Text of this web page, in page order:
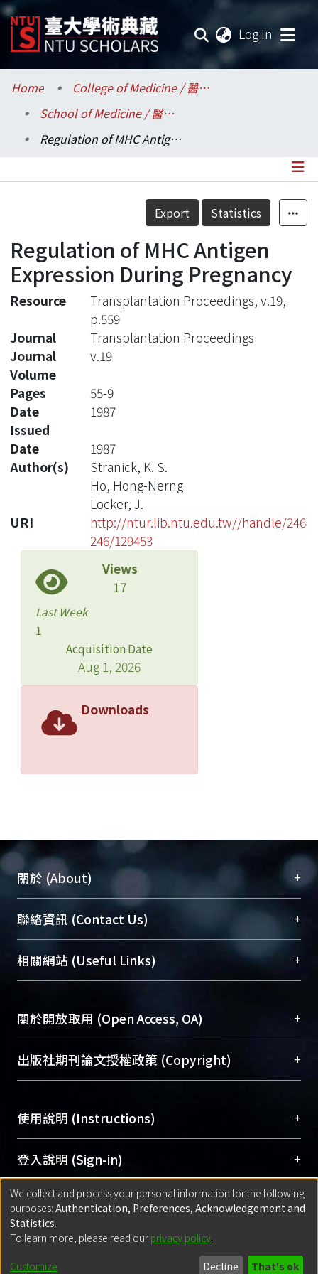
Log In
Communities & Collections
Research Outputs
Statistics
Home
College of Medicine / 醫學院
School of Medicine / 醫學系
Regulation of MHC Antigen Expression During Pregnancy
Details
Export Statistics
Regulation of MHC Antigen
Expression During Pregnancy
Resource
Transplantation Proceedings, v.19,
p.559
Journal
Transplantation Proceedings
Journal
Volume
v.19
Pages
55-9
Date
Issued
1987
Date
1987
Author(s)
Stranick, K. S.
Ho, Hong-Nerng
Locker, J.
URI
http://ntur.lib.ntu.edu.tw//handle/246
246/129453
Views
17
Last Week
1
Acquisition Date
Aug 1, 2026
Downloads
關於 (About) +
臺大位居世界頂尖大學之列，為永久珍藏及向國際
展現本校豐碩的研究成果及學術能量，圖書館整合
機構典藏（NTUR）與學術庫（AH）不同功能平
台，成為臺大學術典藏NTU scholars。期能整合研
成果。
To permanently archive and promote researcher
profiles and scholarly works, Library integrates the
services of “NTU Repository” with “Academic
聯絡資訊 (Contact Us) +
總館學科館員(Main Library)
醫學圖書館學科館員(Medical Library)
Sciences Library)
相關網站 (Useful Links) +
關於開放取用 (Open Access, OA) +
開放取用是從使用者角度提升資訊取用性的社會運
動，應用在學術研究上是透過將研究著作公開供使
用逐年攀升。同時可加速研究發展、提升研究影響
Archive）平台。 （點選深入了解OA）
出版社期刊論文授權政策 (Copyright) +
含部分內容的版權非匯入者所有，或由第三方贊
助與合作完成，請確認該版權所有者及第三方同
意提供此授權。
Please represent that the submission is your
original work, and that you have the right to
grant the rights to upload.
若欲上傳已出版的全文電子檔，可使用
policy finder
網站查詢，以確認出版單位之版權
使用說明 (Instructions) +
網站簡介(Quickstart Guide)
使用手冊(Instruction Manual)
線上預約服務(Booking Service)
登入說明 (Sign-in) +
方案一：臺灣大學計算機中心帳號登入
(With C&INC Email Account)
方案二：ORCID帳號登入(With ORCID)
匯入著作 (Submission) +
方案一：定期更新ORCID者，以ID匯入
for identifier (ORCID))
Built withDSpace-CRIS software
- Extension maintained and optimized
We collect and process your personal information for the following
purposes: Authentication, Preferences, Acknowledgement and
Statistics.
To learn more, please read our privacy policy.
Customize Decline That's ok